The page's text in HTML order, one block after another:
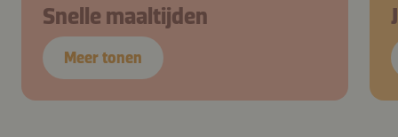
Snelle maaltijden
Meer tonen